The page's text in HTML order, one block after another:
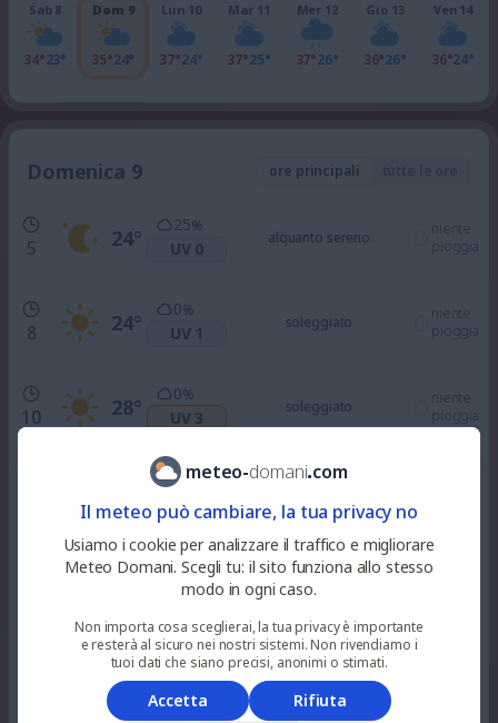
Sab 8
34°23°
Dom 9
35°24°
Lun 10
37°24°
Mar 11
37°25°
Mer 12
37°26°
Gio 13
36°26°
Ven 14
36°24°
Domenica 9 ore principali
5 24°
25%
UV 0
alquanto sereno
niente
pioggia
8 24°
0%
UV 1
soleggiato
niente
pioggia
10 28°
0%
UV 3
soleggiato
niente
pioggia
1 %
UV 6
34°
0%
UV 6
soleggiato
niente
34°
0%
UV 3
soleggiato
meteo-domani.com
Il meteo può cambiare, la tua privacy no
Usiamo i cookie per analizzare il traffico e migliorare
Meteo Domani. Scegli tu: il sito funziona allo stesso
modo in ogni caso.
Non importa cosa sceglierai, la tua privacy è importante
e resterà al sicuro nei nostri sistemi. Non rivendiamo i
tuoi dati che siano precisi, anonimi o stimati.
Accetta
Rifiuta